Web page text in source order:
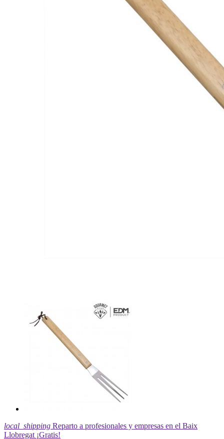
local_shipping Reparto a profesionales y empresas en el Baix
Llobregat ¡Gratis!